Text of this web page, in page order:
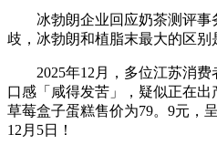
冰勃朗企业回应奶茶测评事
歧，冰勃朗和植脂末最大的区别
2025年12月，多位江苏消费
口感「咸得发苦」，疑似正在
草莓盒子蛋糕售价为79。9元，
12月5日！